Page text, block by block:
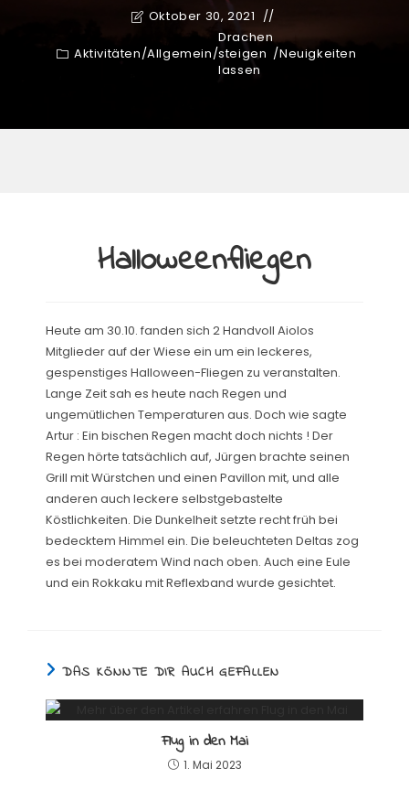
Oktober 30, 2021
Aktivitäten/Allgemein/
Drachen
steigen
lassen
/Neuigkeiten
Halloweenfliegen
Heute am 30.10. fanden sich 2 Handvoll Aiolos
Mitglieder auf der Wiese ein um ein leckeres,
gespenstiges Halloween-Fliegen zu veranstalten.
Lange Zeit sah es heute nach Regen und
ungemütlichen Temperaturen aus. Doch wie sagte
Artur : Ein bischen Regen macht doch nichts ! Der
Regen hörte tatsächlich auf, Jürgen brachte seinen
Grill mit Würstchen und einen Pavillon mit, und alle
anderen auch leckere selbstgebastelte
Köstlichkeiten. Die Dunkelheit setzte recht früh bei
bedecktem Himmel ein. Die beleuchteten Deltas zog
es bei moderatem Wind nach oben. Auch eine Eule
und ein Rokkaku mit Reflexband wurde gesichtet.
DAS KÖNNTE DIR AUCH GEFALLEN
Flug in den Mai
1. Mai 2023